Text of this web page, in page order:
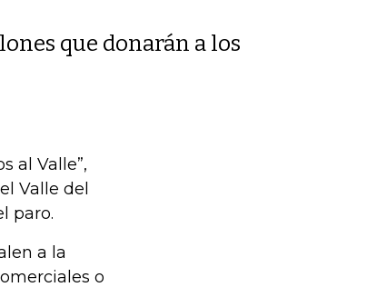
que donarán a los
al Valle”,
Valle del
paro.
a la
o